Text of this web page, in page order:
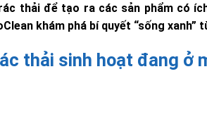
thải để tạo ra các sản phẩm có
khám phá bí quyết “sống
thải sinh hoạt đang ở